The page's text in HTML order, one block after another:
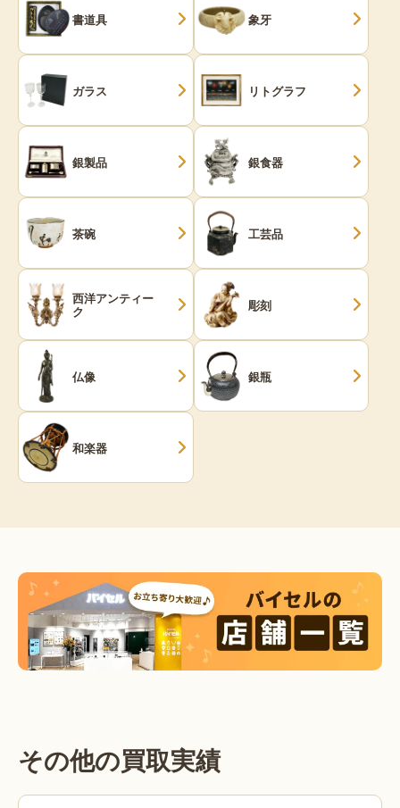
書道具 象牙
ガラス リトグラフ
銀製品 銀食器
茶碗 工芸品
西洋アンティー
ク 彫刻
仏像 銀瓶
和楽器
その他の買取実績